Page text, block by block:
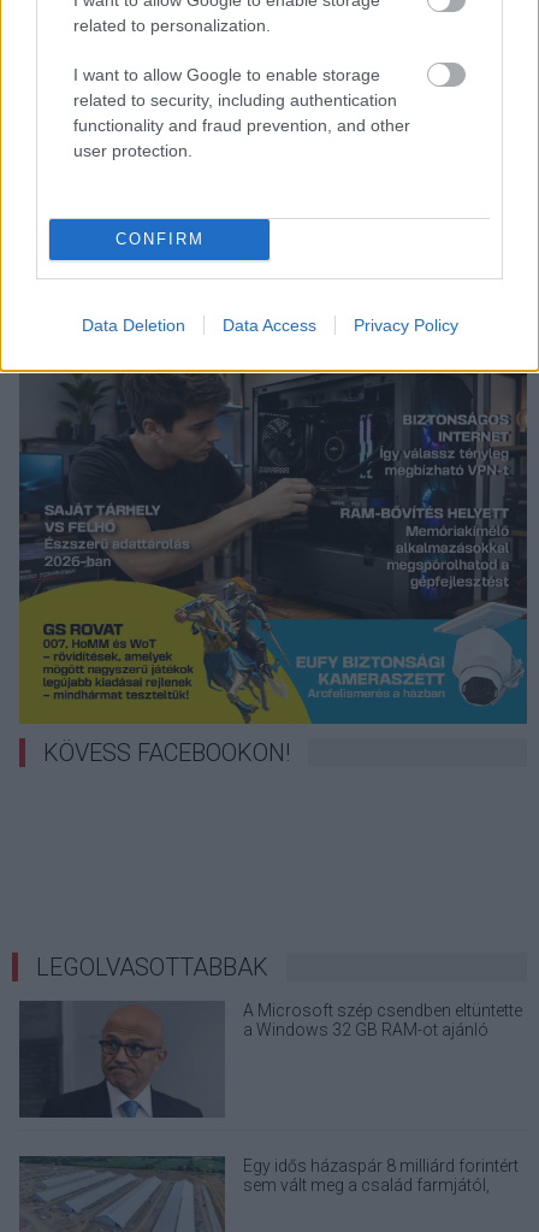
related to personalization.
I want to allow Google to enable storage
related to security, including authentication
functionality and fraud prevention, and other
user protection.
CONFIRM
Data Deletion Data Access Privacy Policy
KÖVESS FACEBOOKON!
LEGOLVASOTTABBAK
A Microsoft szép csendben eltüntette
a Windows 32 GB RAM-ot ajánló
Egy idős házaspár 8 milliárd forintért
sem vált meg a család farmjától,